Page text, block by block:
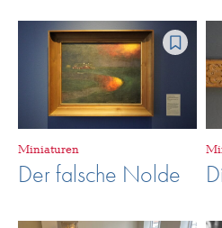
Miniaturen
Der falsche Nolde